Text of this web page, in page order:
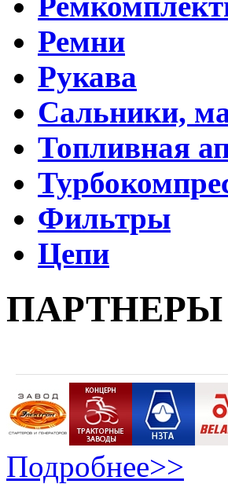
Ремни
Рукава
Cальники,
Топливная
Фильтры
Цепи
ПАРТНЕРЫ
Подробнее>>